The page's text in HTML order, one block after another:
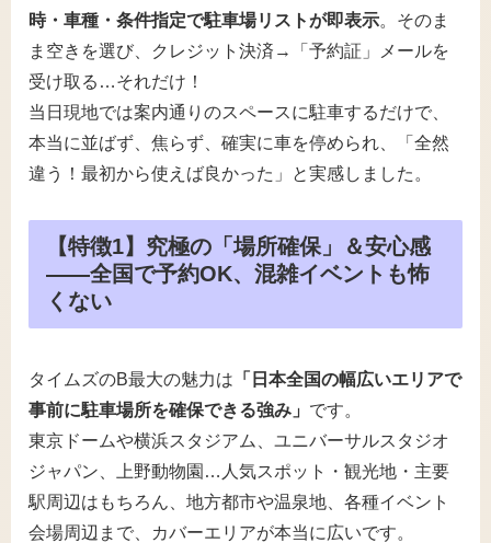
時・車種・条件指定で駐車場リストが即表示。そのま
ま空きを選び、クレジット決済→「予約証」メールを
受け取る…それだけ！
当日現地では案内通りのスペースに駐車するだけで、
本当に並ばず、焦らず、確実に車を停められ、「全然
違う！最初から使えば良かった」と実感しました。
【特徴1】究極の「場所確保」＆安心感
――全国で予約OK、混雑イベントも怖
くない
タイムズのB最大の魅力は 「日本全国の幅広いエリアで
事前に駐車場所を確保できる強み」 です。
東京ドームや横浜スタジアム、ユニバーサルスタジオ
ジャパン、上野動物園…人気スポット・観光地・主要
駅周辺はもちろん、地方都市や温泉地、各種イベント
会場周辺まで、カバーエリアが本当に広いです。